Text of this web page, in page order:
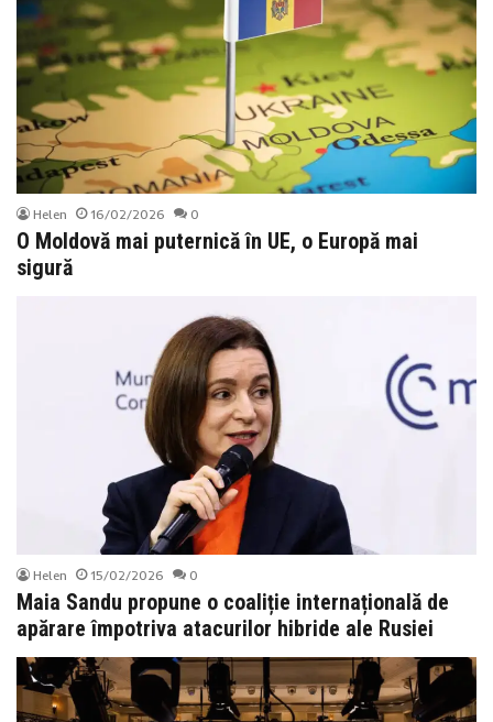
Helen 16/02/2026 0
O Moldovă mai puternică în UE, o Europă mai
sigură
Helen 15/02/2026 0
Maia Sandu propune o coaliție internațională de
apărare împotriva atacurilor hibride ale Rusiei